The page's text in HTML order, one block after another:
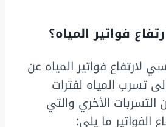
فواتير المياه؟
لارتفاع فواتير المياه عن
تسرب المياه لفترات
التسربات الأخري والتي
الفواتير ما يلي: